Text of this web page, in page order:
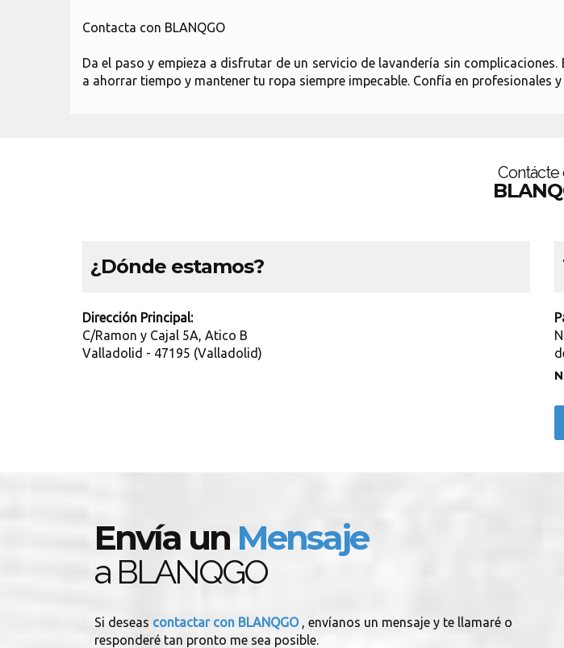
Contacta con BLANQGO
Da el paso y empieza a disfrutar de un servicio de lavandería sin
a ahorrar tiempo y mantener tu ropa siempre impecable. Confía en profesionales
Contácte
¿Dónde estamos?
Dirección Principal:
C/Ramon y Cajal 5A, Atico B
Valladolid - 47195 (Valladolid)
Envía un Mensaje
a BLANQGO
Si deseas contactar con BLANQGO , envíanos un mensaje y te llamaré o
responderé tan pronto me sea posible.